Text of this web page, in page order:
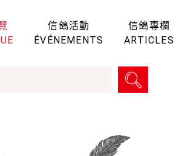
信鴿活動
ÉVÉNEMENTS
信鴿專欄
ARTICLES